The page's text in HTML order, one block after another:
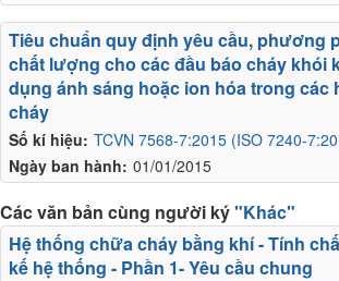
Số kí hiệu: TCVN 7568-7:2015 (ISO 7240-
Ngày ban hành: 01/01/2015
Tiêu chuẩn quy định yêu cầu, phương
chất lượng cho các đầu báo cháy khói
dụng ánh sáng hoặc ion hóa trong các
cháy
Các văn bản cùng người ký"Khác"
Hệ thống chữa cháy bằng khí - Tính
kế hệ thống - Phần 1- Yêu cầu chung